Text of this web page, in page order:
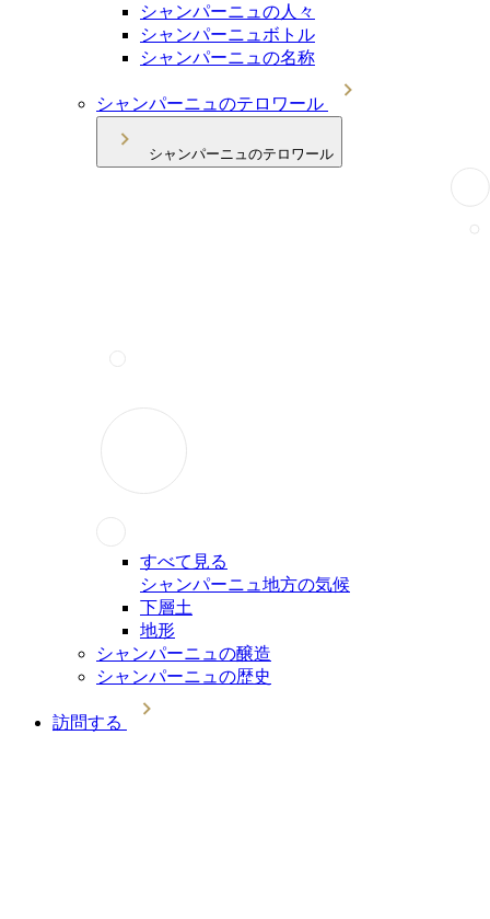
シャンパーニュの人々
シャンパーニュボトル
シャンパーニュの名称
シャンパーニュのテロワール
シャンパーニュのテロワール
すべて見る
シャンパーニュ地方の気候
下層土
地形
シャンパーニュの醸造
シャンパーニュの歴史
訪問する